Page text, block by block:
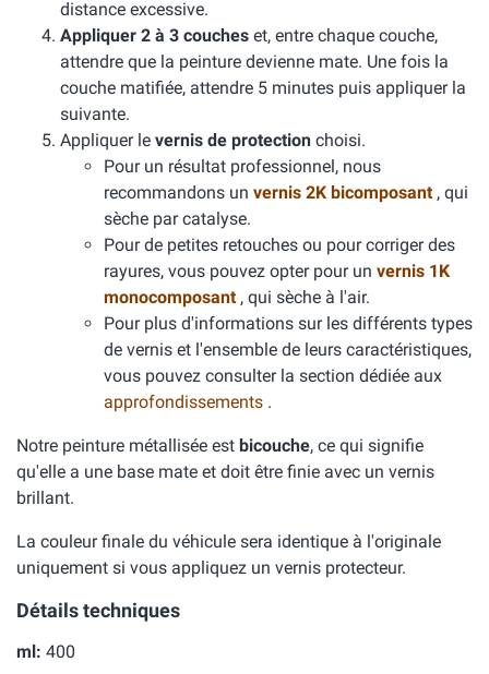
distance excessive.
Appliquer 2 à 3 couches et, entre chaque couche,
attendre que la peinture devienne mate. Une fois la
couche matifiée, attendre 5 minutes puis appliquer la
suivante.
Appliquer le vernis de protection choisi.
Pour un résultat professionnel, nous
recommandons un vernis 2K bicomposant , qui
sèche par catalyse.
Pour de petites retouches ou pour corriger des
rayures, vous pouvez opter pour un vernis 1K
monocomposant , qui sèche à l'air.
Pour plus d'informations sur les différents types
de vernis et l'ensemble de leurs caractéristiques,
vous pouvez consulter la section dédiée aux
approfondissements .
Notre peinture métallisée est bicouche, ce qui signifie
qu'elle a une base mate et doit être finie avec un vernis
brillant.
La couleur finale du véhicule sera identique à l'originale
uniquement si vous appliquez un vernis protecteur.
Détails techniques
ml: 400